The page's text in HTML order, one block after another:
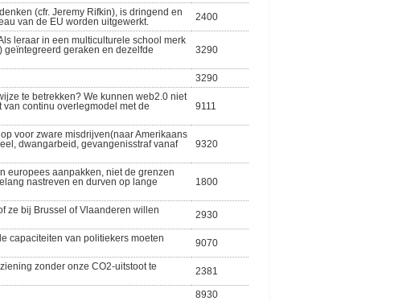
(cfr. Jeremy Rifkin), is dringend en
van de EU worden uitgewerkt.
2400
leraar in een multiculturele school merk
geraken en dezelfde
3290
3290
te betrekken? We kunnen web2.0 niet
continu overlegmodel met de
9111
voor zware misdrijven(naar Amerikaans
dwangarbeid, gevangenisstraf vanaf
9320
europees aanpakken, niet de grenzen
nastreven en durven op lange
1800
ze bij Brussel of Vlaanderen willen
2930
capaciteiten van politiekers moeten
9070
zonder onze CO2-uitstoot te
2381
8930